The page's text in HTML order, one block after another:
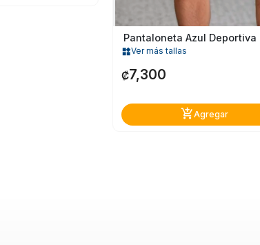
Pantaloneta Azul
widgetsVer más tallas
₡7,300
add_shopping_cartAgregar